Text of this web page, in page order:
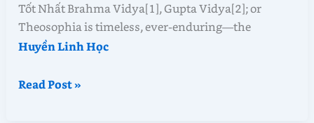
Tốt Nhất Brahma Vidya[1], Gupta Vidya[2]; or
Theosophia is timeless, ever-enduring—the
Huyền Linh Học
Chia
Read Post »